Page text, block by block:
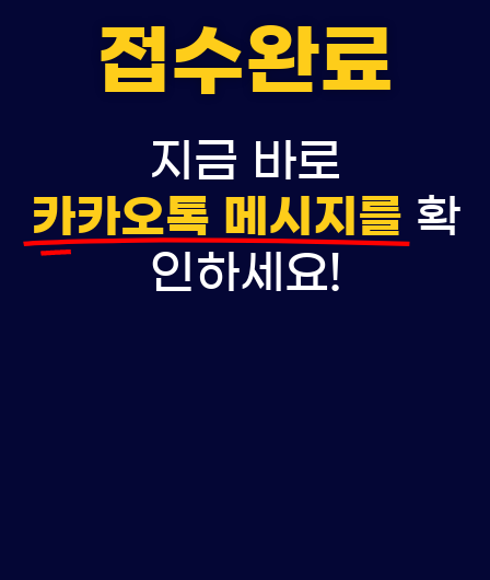
접수완료
지금 바로
카카오톡 메시지를 확
인하세요!